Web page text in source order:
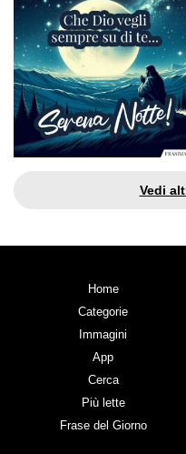
Vedi
Home
Categorie
Immagini
App
Cerca
Più lette
Frase del Giorno